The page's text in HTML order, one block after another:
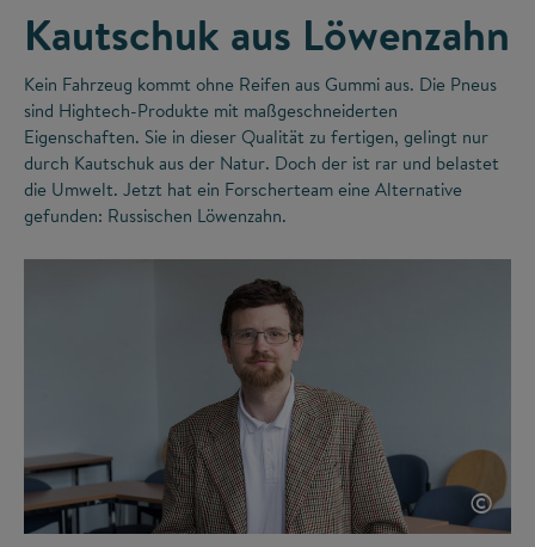
Kautschuk aus Löwenzahn
Kein Fahrzeug kommt ohne Reifen aus Gummi aus. Die Pneus
sind Hightech-Produkte mit maßgeschneiderten
Eigenschaften. Sie in dieser Qualität zu fertigen, gelingt nur
durch Kautschuk aus der Natur. Doch der ist rar und belastet
die Umwelt. Jetzt hat ein Forscherteam eine Alternative
gefunden: Russischen Löwenzahn.
©